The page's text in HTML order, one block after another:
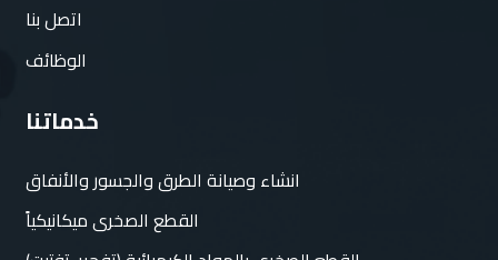
اتصل بنا
الوظائف
خدماتنا
انشاء وصيانة الطرق والجسور والأنفاق
القطع الصخرى ميكانيكياً